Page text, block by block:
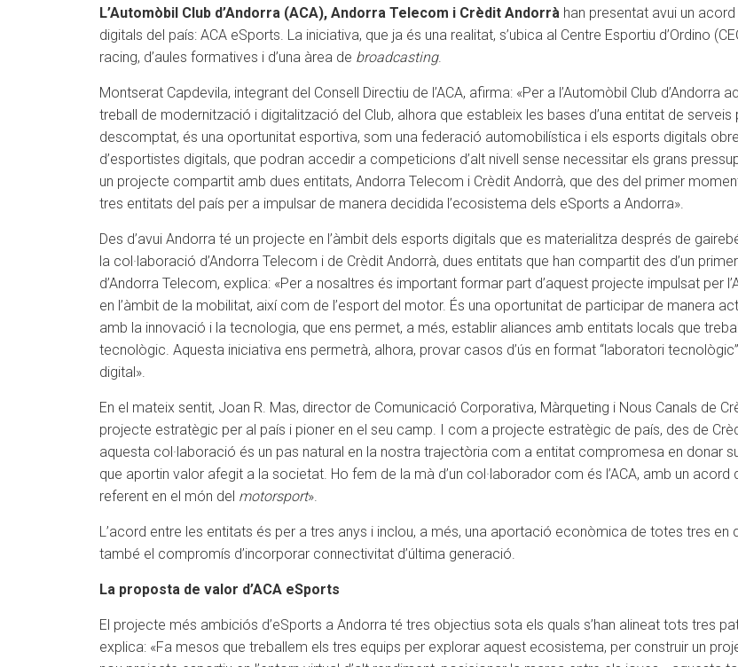
L’Automòbil Club d’Andorra (ACA), Andorra Telecom i Crèdit Andorrà han presentat avui un
digitals del país: ACA eSports. La iniciativa, que ja és una realitat, s’ubica al Centre Esportiu d’Ordino
racing, d’aules formatives i d’una àrea de broadcasting.
Montserat Capdevila, integrant del Consell Directiu de l’ACA, afirma: «Per a l’Automòbil Club
treball de modernització i digitalització del Club, alhora que estableix les bases d’una entitat de
descomptat, és una oportunitat esportiva, som una federació automobilística i els esports digitals
d’esportistes digitals, que podran accedir a competicions d’alt nivell sense necessitar els grans
un projecte compartit amb dues entitats, Andorra Telecom i Crèdit Andorrà, que des del primer
tres entitats del país per a impulsar de manera decidida l’ecosistema dels eSports a Andorra».
Des d’avui Andorra té un projecte en l’àmbit dels esports digitals que es materialitza després de
la col·laboració d’Andorra Telecom i de Crèdit Andorrà, dues entitats que han compartit des d’un
d’Andorra Telecom, explica: «Per a nosaltres és important formar part d’aquest projecte impulsat per
en l’àmbit de la mobilitat, així com de l’esport del motor. És una oportunitat de participar de manera
amb la innovació i la tecnologia, que ens permet, a més, establir aliances amb entitats locals que
tecnològic. Aquesta iniciativa ens permetrà, alhora, provar casos d’ús en format “laboratori
digital».
En el mateix sentit, Joan R. Mas, director de Comunicació Corporativa, Màrqueting i Nous Canals de
projecte estratègic per al país i pioner en el seu camp. I com a projecte estratègic de país, des de
aquesta col·laboració és un pas natural en la nostra trajectòria com a entitat compromesa en donar
que aportin valor afegit a la societat. Ho fem de la mà d’un col·laborador com és l’ACA, amb un
referent en el món del motorsport».
L’acord entre les entitats és per a tres anys i inclou, a més, una aportació econòmica de totes tres en
també el compromís d’incorporar connectivitat d’última generació.
La proposta de valor d’ACA eSports
El projecte més ambiciós d’eSports a Andorra té tres objectius sota els quals s’han alineat tots tres
explica: «Fa mesos que treballem els tres equips per explorar aquest ecosistema, per construir un